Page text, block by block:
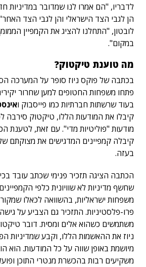
לדבריו, "הם אמרו לנו שמדובר במדיניות
הן לגבי הצד הישראלי והן לגבי הצד
לובטון, "התחלנו להציג את הקמפיין
במקום".
מה טוענת טיקטוק?
בכתבה של פוקס ניוז סופר על המערכה
פתחו משפחות החטופים למען שחרור
בעוד שרשתות חברתיות כמו פייסבוק ו
קיבלו את המודעות הללו, טיקטוק סירבה
מודעות "פוליטיות מדי". עם זאת, לטענת
קיבלה קמפיינים המדגישים את מצוקתם
בעזה.
הכתבה הציגה תזכיר פנימי שכתב עובד
שחשף מדיניות לא שוויונית כלפי
משפחות ישראליות, בהשוואה לכאלו
פרו-פלסטיניות. התזכיר גם הצביע על
משתמשים כשהוא אלים ומסית. דובר
ניוז את ההאשמות הללו, וקבע שמדיניות
מיושמת באופן שווה על כל המודעות. הוא
משקיעים רבות בהכשרת מנטרי התוכן